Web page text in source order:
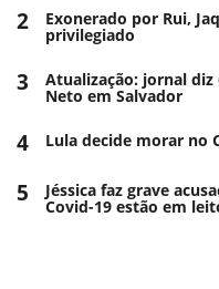
2 Exonerado por Rui,
privilegiado
3 Atualização: jornal diz
Neto em Salvador
4 Lula decide morar no
5 Jéssica faz grave
Covid-19 estão em